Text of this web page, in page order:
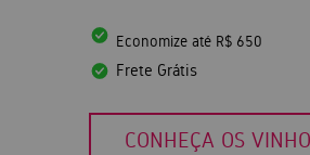
Economize até R$ 650
Frete Grátis
CONHEÇA OS